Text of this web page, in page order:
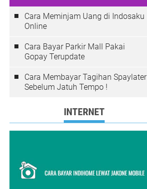
Cara Meminjam Uang di Indosaku
Online
Cara Bayar Parkir Mall Pakai
Gopay Terupdate
Cara Membayar Tagihan Spaylater
Sebelum Jatuh Tempo !
INTERNET